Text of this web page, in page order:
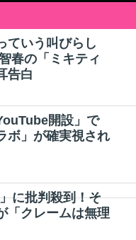
ていう叫びらし
春の「ミキティ
告白
開設」で
ボ」が確実視され
に批判殺到！そ
「クレームは無理